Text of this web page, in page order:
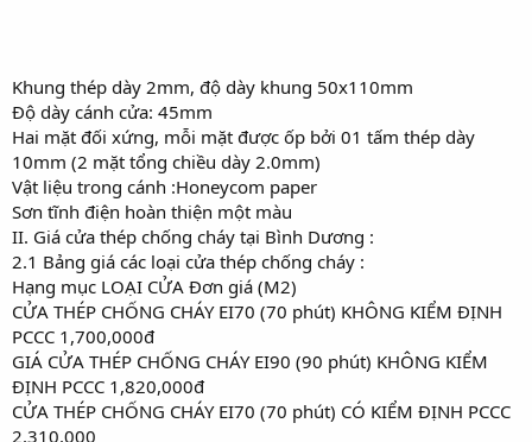
Khung thép dày 2mm, độ dày khung 50x110mm
Độ dày cánh cửa: 45mm
Hai mặt đối xứng, mỗi mặt được ốp bởi 01 tấm thép dày
10mm (2 mặt tổng chiều dày 2.0mm)
Vật liệu trong cánh :Honeycom paper
Sơn tĩnh điện hoàn thiện một màu
II. Giá cửa thép chống cháy tại Bình Dương :
2.1 Bảng giá các loại cửa thép chống cháy :
Hạng mục LOẠI CỬA Đơn giá (M2)
CỬA THÉP CHỐNG CHÁY EI70 (70 phút) KHÔNG KIỂM ĐỊNH
PCCC 1,700,000đ
GIÁ CỬA THÉP CHỐNG CHÁY EI90 (90 phút) KHÔNG KIỂM
ĐỊNH PCCC 1,820,000đ
CỬA THÉP CHỐNG CHÁY EI70 (70 phút) CÓ KIỂM ĐỊNH PCCC
2,310,000